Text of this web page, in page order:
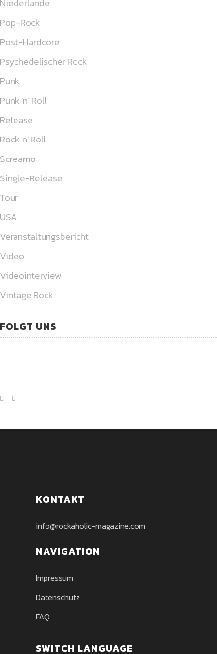
Niederlande
Pop-Rock
Post-Hardcore
Psychedelischer Rock
Punk
Punk ’n’ Roll
Release
Rock 'n' Roll
Screamo
Single-Release
Tour
USA
Veranstaltungsbericht
Video
Videointerview
Vintage Rock
FOLGT UNS
KONTAKT
info@rockaholic-magazine.com
NAVIGATION
Impressum
Datenschutz
FAQ
SWITCH LANGUAGE